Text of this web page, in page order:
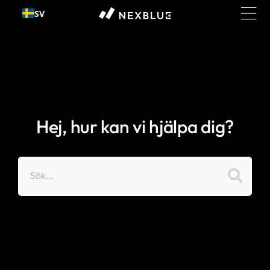
Gå till
innehållet
SV
Hej, hur kan vi hjälpa dig?